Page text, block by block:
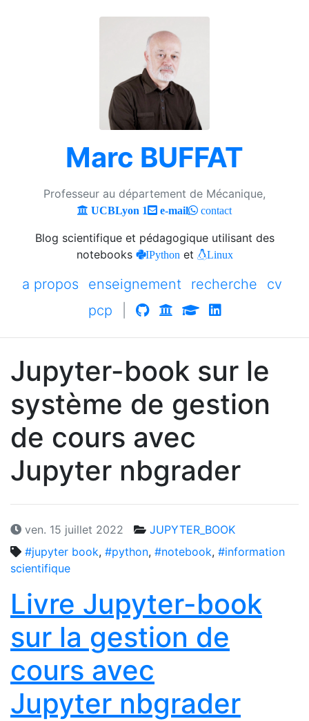
Marc BUFFAT
Professeur au département de Mécanique,
UCBLyon 1 e-mail contact
Blog scientifique et pédagogique utilisant des
notebooks
IPython et Linux
a propos enseignement recherche
cv
pcp
Jupyter-book sur le
système de gestion
de cours avec
Jupyter nbgrader
ven. 15 juillet 2022
JUPYTER_BOOK
#jupyter book, #python, #notebook, #information
scientifique
Livre Jupyter-book
sur la gestion de
cours avec
Jupyter nbgrader